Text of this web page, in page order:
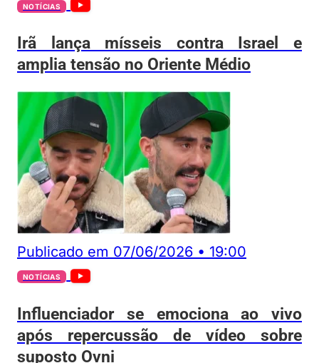
NOTÍCIAS
Irã lança mísseis contra Israel e
amplia tensão no Oriente Médio
Publicado em 07/06/2026 • 19:00
NOTÍCIAS
Influenciador se emociona ao vivo
após repercussão de vídeo sobre
suposto Ovni